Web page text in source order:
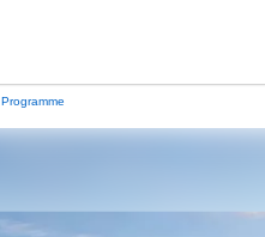
Programme